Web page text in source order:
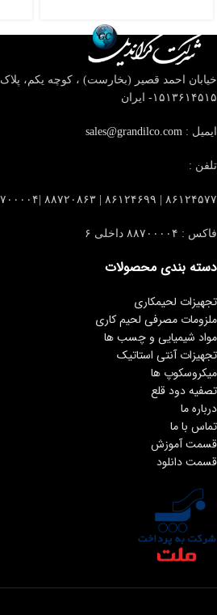
خیابان احمد قصیر (بخارست) ، کوچه یکم، پلاک ۱۲ ، واحد ۴
۱۵۱۳۶۱۴۵۱۵- ایران
ایمیل : sales@grandilco.com
تلفن :
۸۶۱۲۴۵۷۷ | ۸۶۱۲۴۶۹۹ | ۸۸۷۲۰۸۶۳ |۸۸۷۰۰۰۰۴
فاکس : ۸۸۷۰۰۰۰۴ داخلی ۶
دسته بندی محصولات
تجهیزات لحیمکاری
ملزومات مصرفی لحیم کاری
مواد شیمیایی و چسب ها
تجهیزات آنتی استاتیک
میکروسکوپ ها
تصفیه دود قلع
درباره ما
تماس با ما
قسمت آموزش
قسمت دانلود